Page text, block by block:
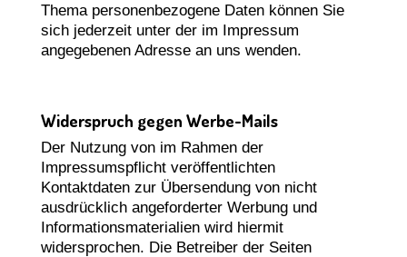
Thema personenbezogene Daten können Sie
sich jederzeit unter der im Impressum
angegebenen Adresse an uns wenden.
Widerspruch gegen Werbe-Mails
Der Nutzung von im Rahmen der
Impressumspflicht veröffentlichten
Kontaktdaten zur Übersendung von nicht
ausdrücklich angeforderter Werbung und
Informationsmaterialien wird hiermit
widersprochen. Die Betreiber der Seiten